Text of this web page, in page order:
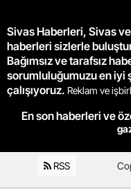
Sivas Haberleri, Sivas
haberleri sizlerle
Bağımsız ve tarafsız
sorumluluğumuzu en iyi
çalışıyoruz. Reklam ve
En son haberleri ve
RSS